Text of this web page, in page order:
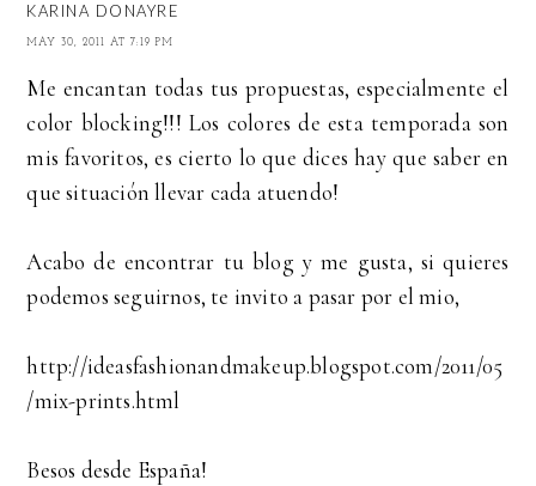
KARINA DONAYRE
MAY 30, 2011 AT 7:19 PM
Me encantan todas tus propuestas, especialmente el
color blocking!!! Los colores de esta temporada son
mis favoritos, es cierto lo que dices hay que saber en
que situación llevar cada atuendo!
Acabo de encontrar tu blog y me gusta, si quieres
podemos seguirnos, te invito a pasar por el mio,
http://ideasfashionandmakeup.blogspot.com/2011/05
/mix-prints.html
Besos desde España!